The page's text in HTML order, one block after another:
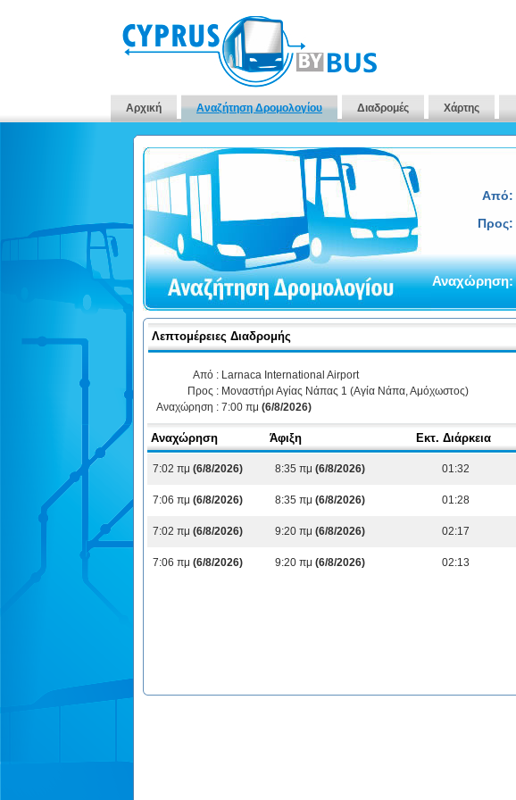
Αρχική Αναζήτηση Δρομολογίου Διαδρομές Χάρτης
Από:
Προς:
Αναχώρηση:
Λεπτομέρειες Διαδρομής
Από : Larnaca International Airport
Προς : Μοναστήρι Αγίας Νάπας 1 (Αγία Νάπα, Αμόχωστος)
Αναχώρηση : 7:00 πμ (6/8/2026)
Αναχώρηση Άφιξη Εκτ. Διάρκεια
7:02 πμ (6/8/2026) 8:35 πμ (6/8/2026) 01:32
7:06 πμ (6/8/2026) 8:35 πμ (6/8/2026) 01:28
7:02 πμ (6/8/2026) 9:20 πμ (6/8/2026) 02:17
7:06 πμ (6/8/2026) 9:20 πμ (6/8/2026) 02:13